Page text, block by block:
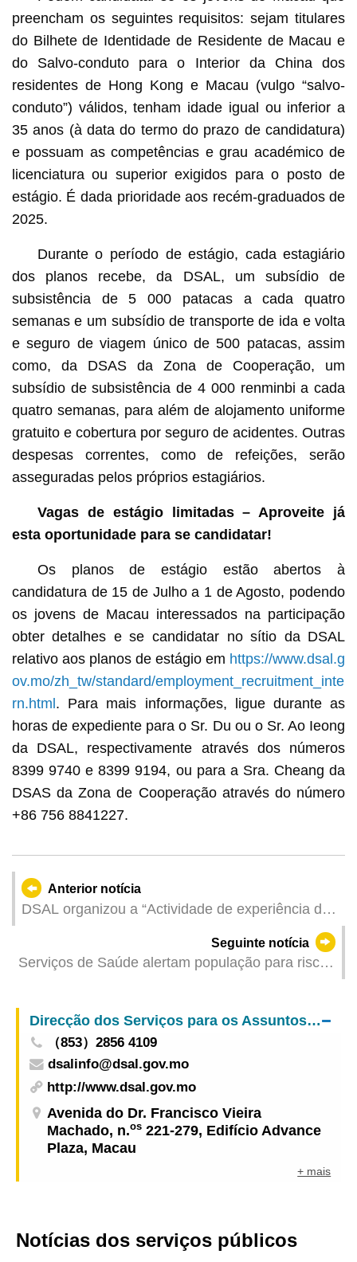
preencham os seguintes requisitos: sejam titulares
do Bilhete de Identidade de Residente de Macau e
do Salvo-conduto para o Interior da China dos
residentes de Hong Kong e Macau (vulgo “salvo-
conduto”) válidos, tenham idade igual ou inferior a
35 anos (à data do termo do prazo de candidatura)
e possuam as competências e grau académico de
licenciatura ou superior exigidos para o posto de
estágio. É dada prioridade aos recém-graduados de
2025.
Durante o período de estágio, cada estagiário
dos planos recebe, da DSAL, um subsídio de
subsistência de 5 000 patacas a cada quatro
semanas e um subsídio de transporte de ida e volta
e seguro de viagem único de 500 patacas, assim
como, da DSAS da Zona de Cooperação, um
subsídio de subsistência de 4 000 renminbi a cada
quatro semanas, para além de alojamento uniforme
gratuito e cobertura por seguro de acidentes. Outras
despesas correntes, como de refeições, serão
asseguradas pelos próprios estagiários.
Vagas de estágio limitadas – Aproveite já
esta oportunidade para se candidatar!
Os planos de estágio estão abertos à
candidatura de 15 de Julho a 1 de Agosto, podendo
os jovens de Macau interessados na participação
obter detalhes e se candidatar no sítio da DSAL
relativo aos planos de estágio em https://www.dsal.g
ov.mo/zh_tw/standard/employment_recruitment_inte
rn.html. Para mais informações, ligue durante as
horas de expediente para o Sr. Du ou o Sr. Ao Ieong
da DSAL, respectivamente através dos números
8399 9740 e 8399 9194, ou para a Sra. Cheang da
DSAS da Zona de Cooperação através do número
+86 756 8841227.
Anterior notícia
DSAL organizou a “Actividade de experiência de
trabalho” e “Plano piloto de experiência no local
de trabalho” para construir uma ligação com o
local de trabalho e promover a integração mútua
Seguinte notícia
Serviços de Saúde alertam população para risco
Direcção dos Serviços para os Assuntos Laborais
（853）2856 4109
dsalinfo@dsal.gov.mo
http://www.dsal.gov.mo
Avenida do Dr. Francisco Vieira
Machado, n.os 221-279, Edifício Advance
Plaza, Macau
+ mais
Notícias dos serviços públicos